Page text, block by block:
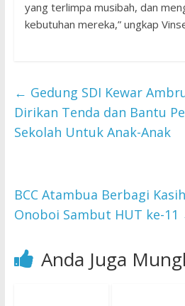
yang terlimpa musibah, dan
kebutuhan mereka,” ungkap
← Gedung SDI Kewar
Dirikan Tenda dan Bantu
Sekolah Untuk Anak-Anak
BCC Atambua Berbagi
Onoboi Sambut HUT ke-11
Anda Juga